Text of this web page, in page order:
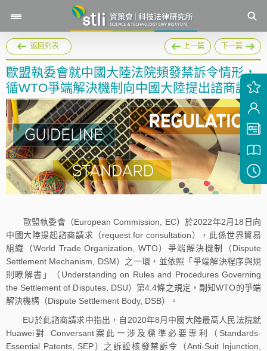
返回列表 上一篇 下一篇
歐盟執委會就中國大陸法院頻發禁訴令情形，
循WTO爭端解決機制向中國大陸提出諮商請求
歐盟執委會（European Commission, EC）於2022年2月18日向
中國大陸提起諮商請求（request for consultation），此係世界貿易
組織（World Trade Organization, WTO）爭端解決機制（Dispute
Settlement Mechanism, DSM）之一環，並依照「爭端解決程序與規
則瞭解書」（Understanding on Rules and Procedures Governing
the Settlement of Disputes, DSU）第4.4條之規定，副知WTO的爭端
解決機構（Dispute Settlement Body, DSB）。
EU於此諮商請求中指出，自2020年8月中國大陸最高人民法院就
Huawei對 Conversant案此一涉及標準必要專利（Standards-
Essential Patents, SEP）之訴訟核發禁訴令（Anti-Suit Injunction,